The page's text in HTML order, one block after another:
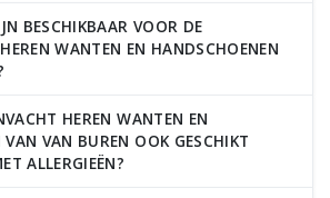
BESCHIKBAAR VOOR DE
WANTEN EN HANDSCHOENEN
HEREN WANTEN EN
VAN BUREN OOK GESCHIKT
ALLERGIEËN?